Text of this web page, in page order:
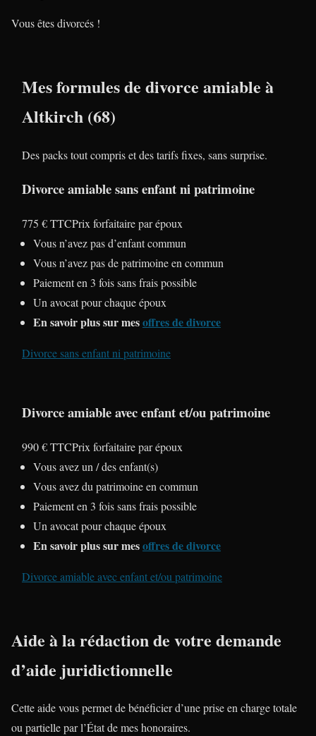
Vous êtes divorcés !
Mes formules de divorce amiable à
Altkirch (68)
Des packs tout compris et des tarifs fixes, sans surprise.
Divorce amiable sans enfant ni patrimoine
775 € TTCPrix forfaitaire par époux
Vous n’avez pas d’enfant commun
Vous n’avez pas de patrimoine en commun
Paiement en 3 fois sans frais possible
Un avocat pour chaque époux
En savoir plus sur mesoffres de divorce
Divorce sans enfant ni patrimoine
Divorce amiable avec enfant et/ou patrimoine
990 € TTCPrix forfaitaire par époux
Vous avez un / des enfant(s)
Vous avez du patrimoine en commun
Paiement en 3 fois sans frais possible
Un avocat pour chaque époux
En savoir plus sur mesoffres de divorce
Divorce amiable avec enfant et/ou patrimoine
Aide à la rédaction de votre demande
d’aide juridictionnelle
Cette aide vous permet de bénéficier d’une prise en charge totale
ou partielle par l’État de mes honoraires.